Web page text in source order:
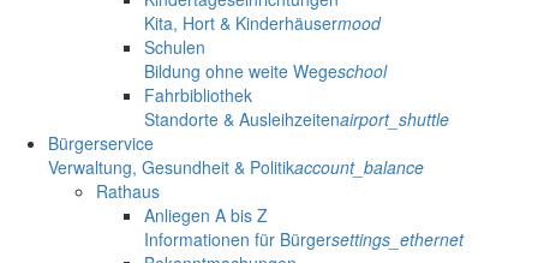
Kita, Hort & Kinderhäusermood
Schulen
Bildung ohne weite Wegeschool
Fahrbibliothek
Standorte & Ausleihzeitenairport_shuttle
Bürgerservice
Verwaltung, Gesundheit & Politikaccount_balance
Rathaus
Anliegen A bis Z
Informationen für Bürgersettings_ethernet